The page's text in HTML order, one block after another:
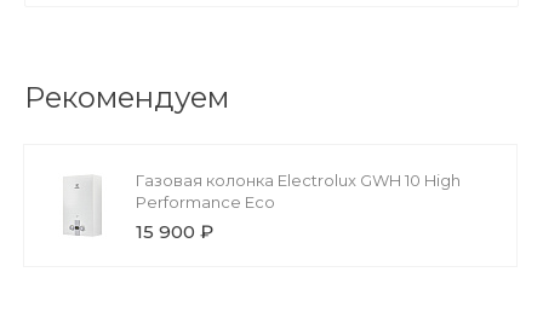
Рекомендуем
Газовая колонка Electrolux GWH 10 High
Performance Eco
15 900 ₽